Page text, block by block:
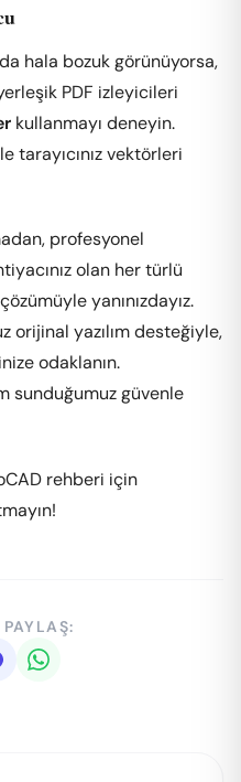
hala bozuk görünüyorsa,
PDF izleyicileri
kullanmayı deneyin.
tarayıcınız vektörleri
profesyonel
olan her türlü
yanınızdayız.
orijinal yazılım desteğiyle,
odaklanın.
sunduğumuz güvenle
rehberi için